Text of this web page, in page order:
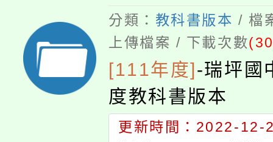
分類： 教科書版本 / 檔
上傳檔案 / 下載次數
[111年度] -瑞坪國
度教科書版本
更新時間：2022-12-